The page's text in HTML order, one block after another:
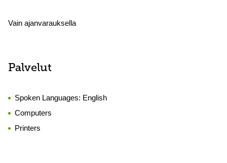
Vain ajanvarauksella
Palvelut
Spoken Languages: English
Computers
Printers